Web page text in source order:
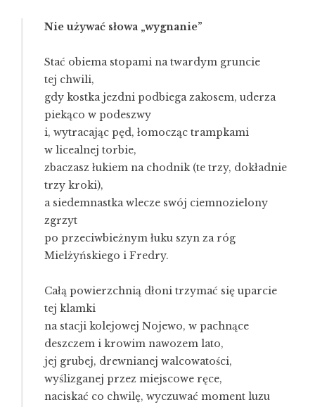
Nie używać słowa „wygnanie”
Stać obiema stopami na twardym gruncie
tej chwili,
gdy kostka jezdni podbiega zakosem, uderza
piekąco w podeszwy
i, wytracając pęd, łomocząc trampkami
w licealnej torbie,
zbaczasz łukiem na chodnik (te trzy, dokładnie
trzy kroki),
a siedemnastka wlecze swój ciemnozielony
zgrzyt
po przeciwbieżnym łuku szyn za róg
Mielżyńskiego i Fredry.
Całą powierzchnią dłoni trzymać się uparcie
tej klamki
na stacji kolejowej Nojewo, w pachnące
deszczem i krowim nawozem lato,
jej grubej, drewnianej walcowatości,
wyślizganej przez miejscowe ręce,
naciskać co chwilę, wyczuwać moment luzu